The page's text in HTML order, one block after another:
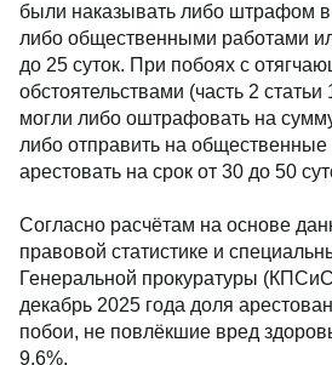
были наказывать либо штрафом
либо общественными работами
до 25 суток. При побоях с
обстоятельствами (часть 2
могли либо оштрафовать на
либо отправить на
арестовать на срок от 30 до 50
Согласно расчётам на основе
правовой статистике и
Генеральной прокуратуры
декабрь 2025 года доля
побои, не повлёкшие вред
9,6%.